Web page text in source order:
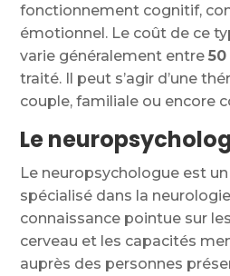
fonctionnement cognitif,
émotionnel. Le coût de ce
varie généralement entre
traité. Il peut s’agir d’une
couple, familiale ou encore
Le
Le neuropsychologue est
spécialisé dans la
connaissance pointue sur
cerveau et les capacités
auprès des personnes